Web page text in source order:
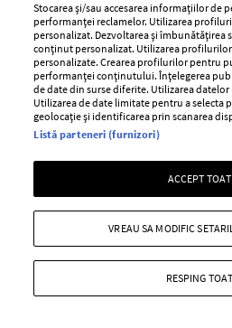
10 piese extravagante care
Iata 10 exemple de piese
unice care te vor ajuta sa iti
Stocarea și/sau accesarea informațiilor de
performanței reclamelor. Utilizarea
personalizat. Dezvoltarea și îmbunătățirea
conținut personalizat. Utilizarea
personalizate. Crearea profilurilor pentru
performanței conținutului. Înțelegerea
de date din surse diferite. Utilizarea
Utilizarea de date limitate pentru a selecta
geolocație și identificarea prin scanarea
Listă parteneri (furnizori)
ACCEPT
RESPING
VREAU SA MODIFIC